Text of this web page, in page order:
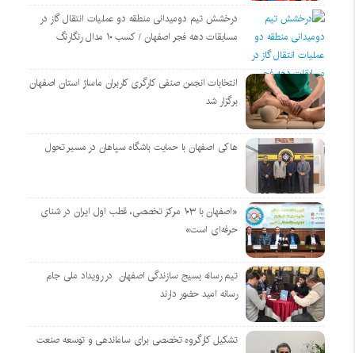
درخشش تیم دومیدانی منطقه دو عملیات انتقال گاز در
مسابقات دهه فجر اصفهان / کسب ۱۰ مدال رنگارنگ
انتخابات انجمن صنفی کارگری کاربران ماساژ استان اصفهان
برگزار شد
هاکی اصفهان با حمایت باشگاه سپاهان در مسیر تحول
«اصفهان با ۱۰۳ مرکز تخصصی، قطب اول ایران در شنای
حرفه‌ای است»
تیم رسانه بسیج سازندگی اصفهان در رویداد ملی جام
رسانه امید حضور دارند
تشکیل کارگروه تخصصی برای ساماندهی و توسعه صنعت